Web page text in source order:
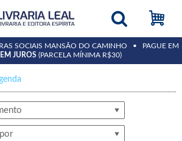
SOCIAIS MANSÃO DO CAMINHO • PAGUE EM
JUROS (PARCELA MÍNIMA R$30)